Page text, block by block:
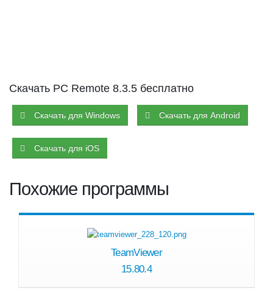
Скачать PC Remote 8.3.5 бесплатно
Скачать для Windows Скачать для Android
Скачать для iOS
Похожие программы
TeamViewer
15.80.4